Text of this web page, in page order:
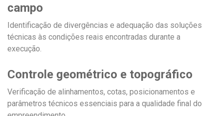
campo
Identificação de divergências e adequação das soluções
técnicas às condições reais encontradas durante a
execução.
Controle geométrico e topográfico
Verificação de alinhamentos, cotas, posicionamentos e
parâmetros técnicos essenciais para a qualidade final do